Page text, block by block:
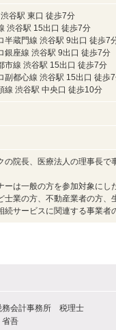
谷駅 東口 徒歩7分
渋谷駅 15出口 徒歩7分
半蔵門線 渋谷駅 9出口 徒歩7
銀座線 渋谷駅 9出口 徒歩7分
市線 渋谷駅 15出口 徒歩7分
副都心線 渋谷駅 15出口 徒歩
線 渋谷駅 中央口 徒歩10分
の院長、医療法人の理事長で
は一般の方を参加対象にし
士業の方、不動産業者の方、
続サービスに関連する事業者
務会計事務所 税理士
吾